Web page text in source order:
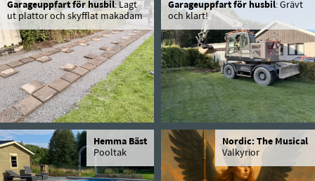
Garageuppfart för husbil: Lagt
ut plattor och skyfflat makadam
Garageuppfart för husbil: Grävt
och klart!
Hemma Bäst
Pooltak
Nordic: The Musical
Valkyrior